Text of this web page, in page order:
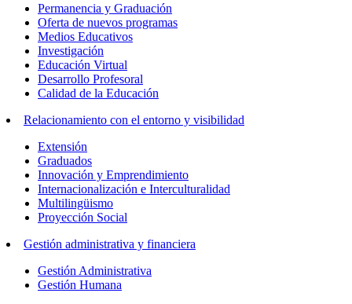
Permanencia y Graduación
Oferta de nuevos programas
Medios Educativos
Investigación
Educación Virtual
Desarrollo Profesoral
Calidad de la Educación
Relacionamiento con el entorno y visibilidad
Extensión
Graduados
Innovación y Emprendimiento
Internacionalización e Interculturalidad
Multilingüismo
Proyección Social
Gestión administrativa y financiera
Gestión Administrativa
Gestión Humana